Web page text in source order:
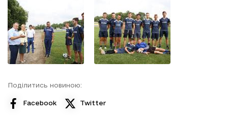
Поділитись новиною:
Facebook Twitter